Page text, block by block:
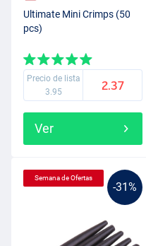
Ultimate Mini Crimps (50
pcs)
Precio de lista
3.95
2.37
Ver
-31%
Semana de Ofertas